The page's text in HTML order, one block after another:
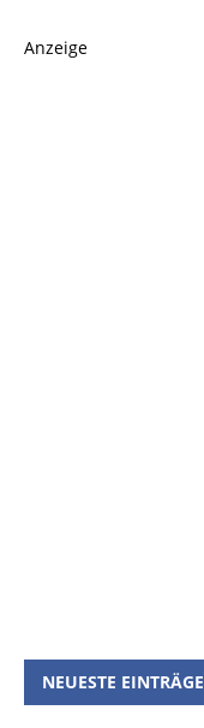
Anzeige
NEUESTE EINTRÄGE